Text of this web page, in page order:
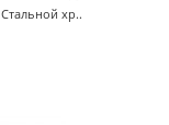
хр..